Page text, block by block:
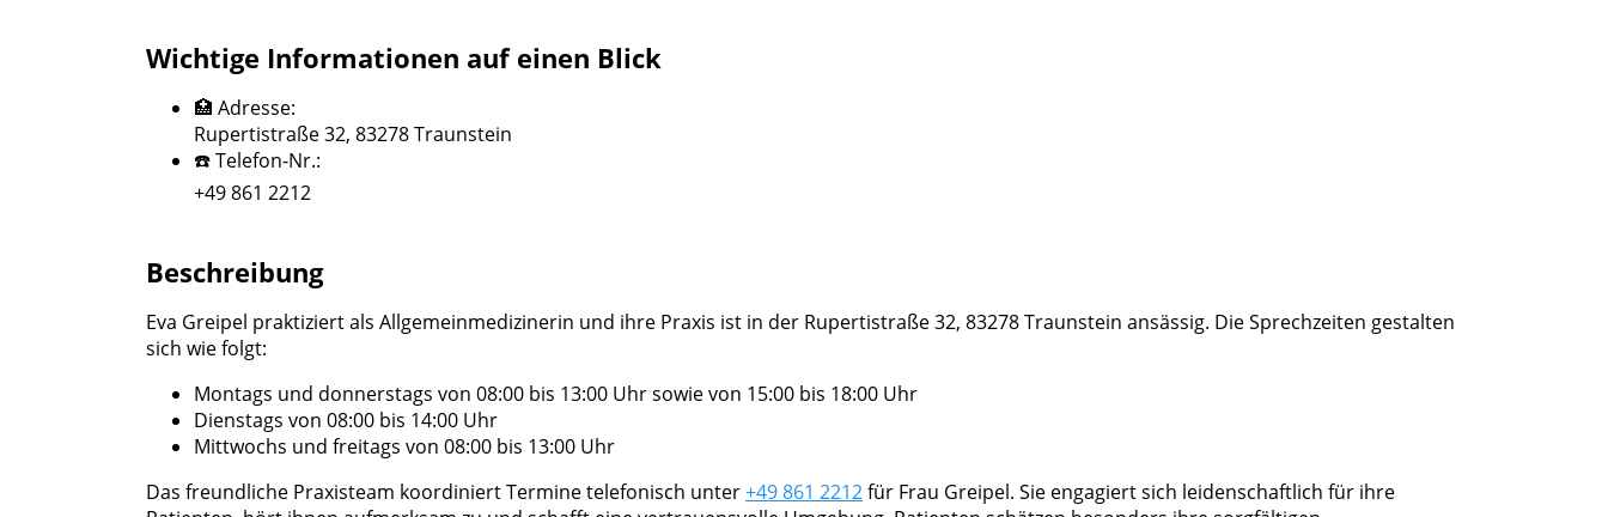
Wichtige Informationen auf einen Blick
🏥 Adresse:
Rupertistraße 32, 83278 Traunstein
☎️ Telefon-Nr.:
+49 861 2212
Beschreibung
Eva Greipel praktiziert als Allgemeinmedizinerin und ihre Praxis ist in der Rupertistraße 32, 83278 Traunstein ansässig. Die Sprechzeiten gestalten
sich wie folgt:
Montags und donnerstags von 08:00 bis 13:00 Uhr sowie von 15:00 bis 18:00 Uhr
Dienstags von 08:00 bis 14:00 Uhr
Mittwochs und freitags von 08:00 bis 13:00 Uhr
Das freundliche Praxisteam koordiniert Termine telefonisch unter+49 861 2212für Frau Greipel. Sie engagiert sich leidenschaftlich für ihre